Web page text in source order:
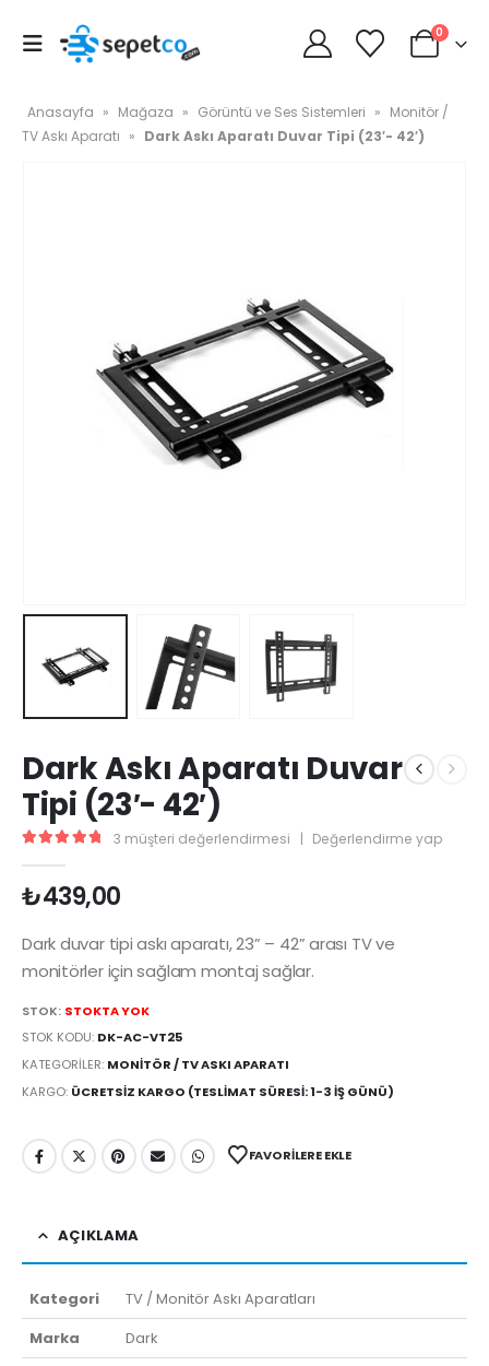
0
Anasayfa » Mağaza » Görüntü ve Ses Sistemleri » Monitör /
TV Askı Aparatı » Dark Askı Aparatı Duvar Tipi (23′- 42′)
Dark Askı Aparatı Duvar
Tipi (23′- 42′)
3 müşteri değerlendirmesi | Değerlendirme yap
₺439,00
Dark duvar tipi askı aparatı, 23” – 42” arası TV ve
monitörler için sağlam montaj sağlar.
STOK: STOKTA YOK
STOK KODU: DK-AC-VT25
KATEGORILER: MONITÖR / TV ASKI APARATI
KARGO: ÜCRETSIZ KARGO (TESLIMAT SÜRESI: 1-3 İŞ GÜNÜ)
FAVORILERE EKLE
AÇIKLAMA
Kategori
TV / Monitör Askı Aparatları
Marka
Dark